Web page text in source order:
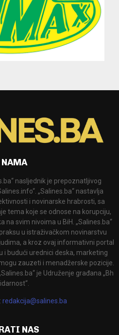
NAMA
nasljednik je prepoznatljivog
„Salines.ba“ nastavlja
i novinarske hrabrosti, sa
tema koje se odnose na korupciju,
na svim nivoima u BiH. „Salines.ba“
u istraživačkom novinarstvu
a kroz ovaj informativni portal
i budući urednici deska, marketing
zauzeti i menadžerske pozicije.
je Udruženje građana „Bh
redakcija@salines.ba
NAS